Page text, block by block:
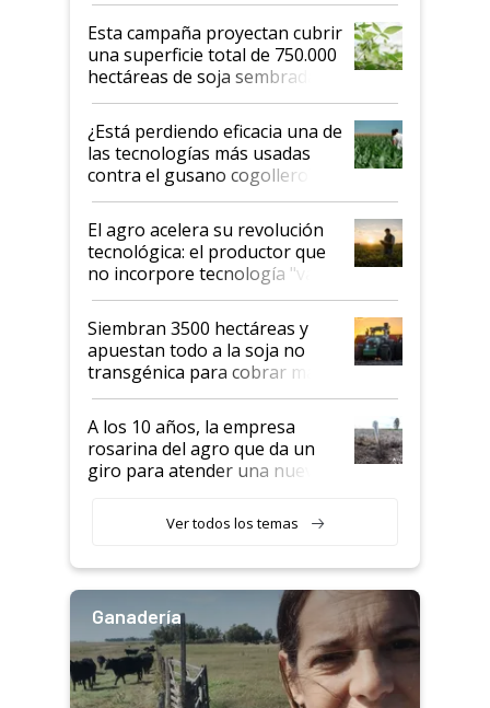
Esta campaña proyectan cubrir
una superficie total de 750.000
hectáreas de soja sembradas
con una nueva generación de
variedades que marcan un
salto tecnológico en genética y
rendimiento
¿Está perdiendo eficacia una de
las tecnologías más usadas
contra el gusano cogollero? El
desafío de una tecnología clave
El agro acelera su revolución
tecnológica: el productor que
no incorpore tecnología "va a
perder el tren"
Siembran 3500 hectáreas y
apuestan todo a la soja no
transgénica para cobrar más
por tonelada: compraron un
semillero
A los 10 años, la empresa
rosarina del agro que da un
giro para atender una nueva
Ver todos los temas
Ganadería